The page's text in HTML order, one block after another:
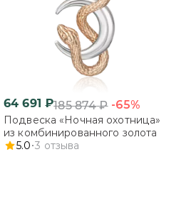
с частичным выбором, в этом
своего заказа. Укажите
ПОДРОБНЕЕ
64 691 ₽185 874₽ -65%
Подвеска «Ночная охотница»
из комбинированного золота
5.0 3 отзыва